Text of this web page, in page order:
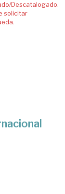
Descatalogado.
solicitar